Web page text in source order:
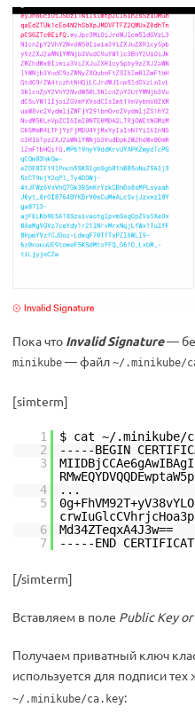
Пока что Invalid Signature—
minikube — файл ~/.minikube/
[simterm]
1
$ cat ~/.minikube/
2
-----BEGIN
3
RMwEQYDVQQDEwptaW5p
4
...
5
crwIuGlcCVhrjcHoa3p
6
Md34ZTeqxA4J3w==
7
-----END
[/simterm]
Вставляем в поле Public Key
Получаем приватный ключ
используется для подписи тех
~/.minikube/ca.key: